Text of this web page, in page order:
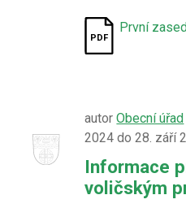
První
autorObecní úřad
2024 do 28. září
Informace
voličským